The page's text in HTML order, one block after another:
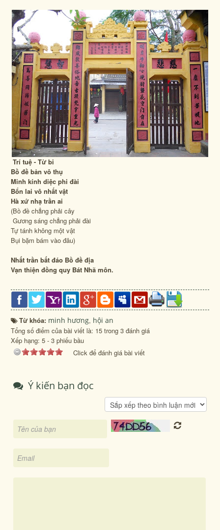
Trí tuệ - Từ bi
Bồ đề bản vô thụ
Minh kính diệc phi đài
Bổn lai vô nhất vật
Hà xứ nhạ trần ai
(Bồ đề chẳng phải cây
Gương sáng chẳng phải đài
Tự tánh không một vật
Bụi bặm bám vào đâu)
Nhất trần bất đáo Bồ đề địa
Vạn thiện đồng quy Bát Nhã môn.
Từ khóa: minh hương, hội an
Tổng số điểm của bài viết là: 15 trong 3 đánh giá
Xếp hạng:5 -3 phiếu bầu
Click để đánh giá bài viết
Ý kiến bạn đọc